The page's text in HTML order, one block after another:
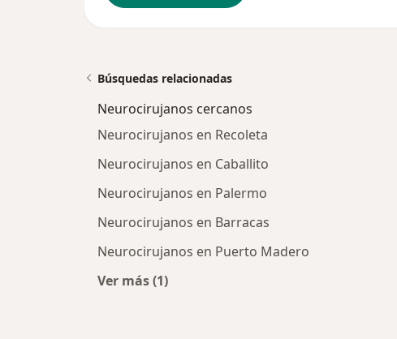
Búsquedas relacionadas
Neurocirujanos cercanos
Neurocirujanos en Recoleta
Neurocirujanos en Caballito
Neurocirujanos en Palermo
Neurocirujanos en Barracas
Neurocirujanos en Puerto Madero
Ver más (1)